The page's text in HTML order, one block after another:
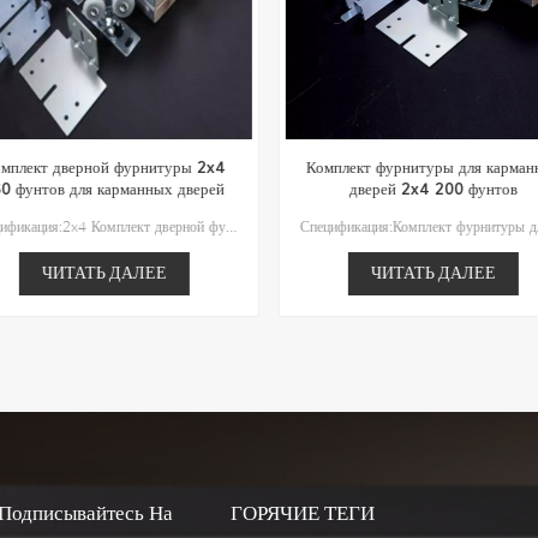
дверной фурнитуры 2x4
фунтов для карманных дверей
Спецификация:2x4 Комплект дверной фурнитуры на 150 фунтов 150 фунтовВес двери: 150 фунтов макс.Рекомендуемая ширина двери: 24"/28"/30"/32"/36"/42"/48"Рекомендуемая высота двери: 80 дюймов/84 дюйма/96 дюймов/108 дюймовРекомендуемая толщина двери: от 1 до 1-3/4 дюймаТолщина стеновой конструкции: 3-1/2 дюйма (2x4) мин.Дополнительно: комплект плавного закрывания/ комплект конвергенции/ комплект адаптера 1-3/4 дюйма
ЧИТАТЬ ДАЛЕЕ
Комплект фурнитуры для
дверей 2x4 200 фунтов
ЧИТАТЬ ДАЛЕЕ
На
ГОРЯЧИЕ ТЕГИ